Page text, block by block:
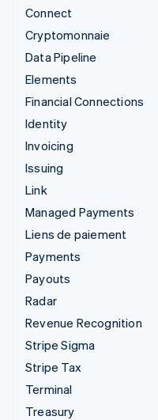
Connect
Cryptomonnaie
Data Pipeline
Elements
Financial Connections
Identity
Invoicing
Issuing
Link
Managed Payments
Liens de paiement
Payments
Payouts
Radar
Revenue Recognition
Stripe Sigma
Stripe Tax
Terminal
Treasury